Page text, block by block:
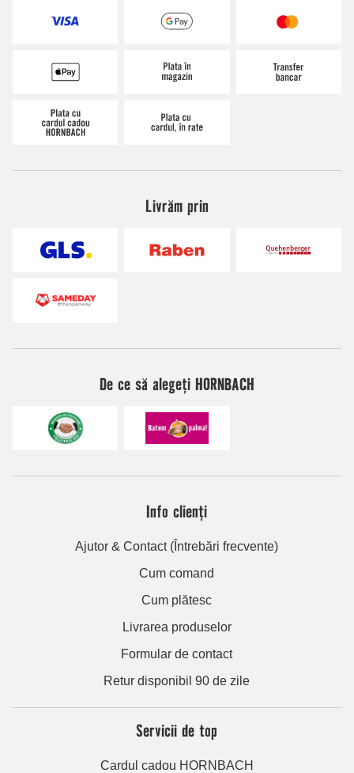
Livrăm prin
De ce să alegeți HORNBACH
Info clienți
Ajutor & Contact (Întrebări frecvente)
Cum comand
Cum plătesc
Livrarea produselor
Formular de contact
Retur disponibil 90 de zile
Servicii de top
Cardul cadou HORNBACH